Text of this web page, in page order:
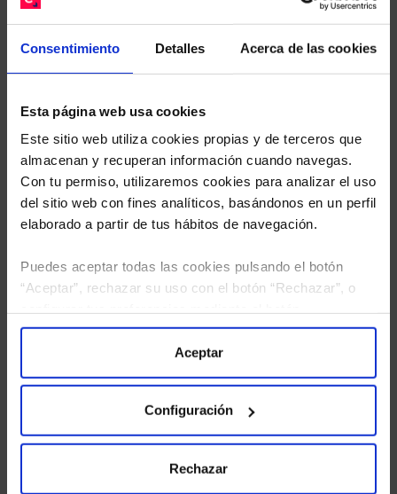
Consentimiento Detalles Acerca de las cookies
Esta página web usa cookies
Este sitio web utiliza cookies propias y de terceros que
almacenan y recuperan información cuando navegas.
Con tu permiso, utilizaremos cookies para analizar el uso
del sitio web con fines analíticos, basándonos en un perfil
elaborado a partir de tus hábitos de navegación.
Puedes aceptar todas las cookies pulsando el botón
“Aceptar”, rechazar su uso con el botón “Rechazar”, o
“Configuración”. Consulta nuestraPolítica
para más información.
Aceptar
Configuración
Rechazar
Descárguese el archivo
e indíquenos los ISINs de
sus Fondos y nuestros expertos le enviarán un
estudio gratuito de sus alternativas de Clases
He leídola política de privacidady consiento el